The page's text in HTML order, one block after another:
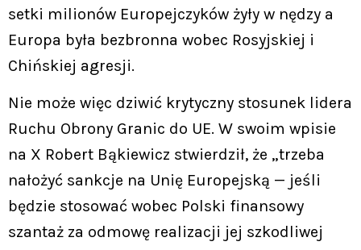
setki milionów Europejczyków żyły w nędzy a
Europa była bezbronna wobec Rosyjskiej i
Chińskiej agresji.
Nie może więc dziwić krytyczny stosunek lidera
Ruchu Obrony Granic do UE. W swoim wpisie
na X Robert Bąkiewicz stwierdził, że „trzeba
nałożyć sankcje na Unię Europejską — jeśli
będzie stosować wobec Polski finansowy
szantaż za odmowę realizacji jej szkodliwej